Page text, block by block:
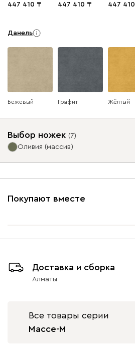
447 410 447 410 447 410
Данель
Бежевый Графит Жёлтый
Ультра
Бежевый Изумруд Марсала
Выбор ножек (7)
Оливия (массив)
(массив)
7460
Покупают вместе
Доставка и сборка
Алматы
Все товары серии
Массе-М